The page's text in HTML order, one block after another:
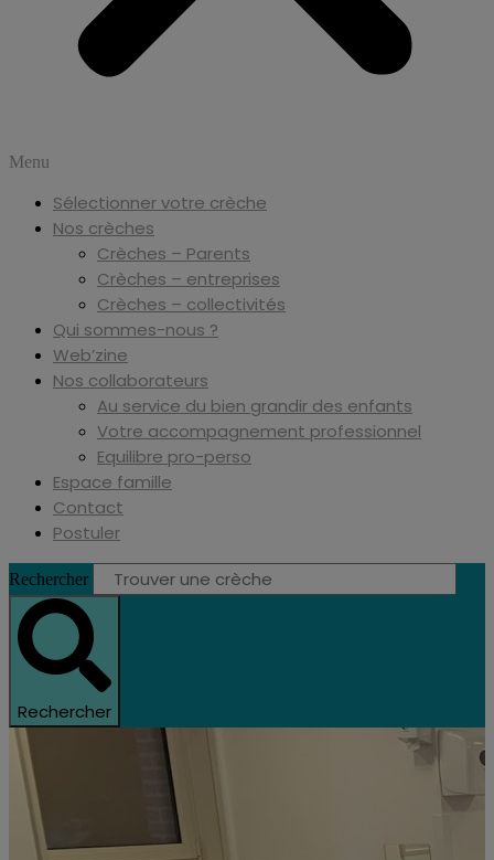
Menu
Sélectionner votre crèche
Nos crèches
Crèches – Parents
Crèches – entreprises
Crèches – collectivités
Qui sommes-nous ?
Web’zine
Nos collaborateurs
Au service du bien grandir des enfants
Votre accompagnement professionnel
Equilibre pro-perso
Espace famille
Contact
Postuler
Rechercher
Rechercher